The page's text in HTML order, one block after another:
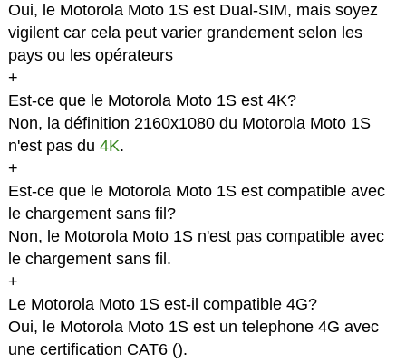
Oui, le Motorola Moto 1S est Dual-SIM, mais soyez
vigilent car cela peut varier grandement selon les
pays ou les opérateurs
+
Est-ce que le Motorola Moto 1S est 4K?
Non, la définition 2160x1080 du Motorola Moto 1S
n'est pas du 4K.
+
Est-ce que le Motorola Moto 1S est compatible avec
le chargement sans fil?
Non, le Motorola Moto 1S n'est pas compatible avec
le chargement sans fil.
+
Le Motorola Moto 1S est-il compatible 4G?
Oui, le Motorola Moto 1S est un telephone 4G avec
une certification CAT6 ().